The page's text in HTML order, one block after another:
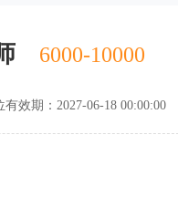
6000-10000
有效期：2027-06-18 00:00:00